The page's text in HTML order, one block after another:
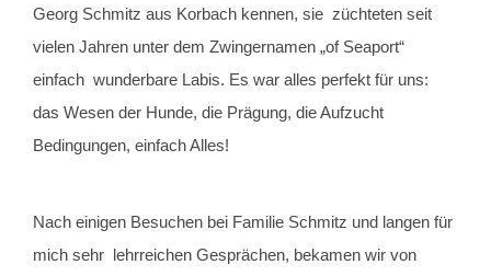
Georg Schmitz aus Korbach kennen, sie züchteten seit
vielen Jahren unter dem Zwingernamen „of Seaport“
einfach wunderbare Labis. Es war alles perfekt für uns:
das Wesen der Hunde, die Prägung, die Aufzucht
Bedingungen, einfach Alles!
Nach einigen Besuchen bei Familie Schmitz und langen für
mich sehr lehrreichen Gesprächen, bekamen wir von